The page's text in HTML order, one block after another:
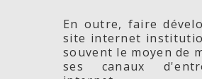
En outre, faire
site internet
souvent le moyen de
ses canaux